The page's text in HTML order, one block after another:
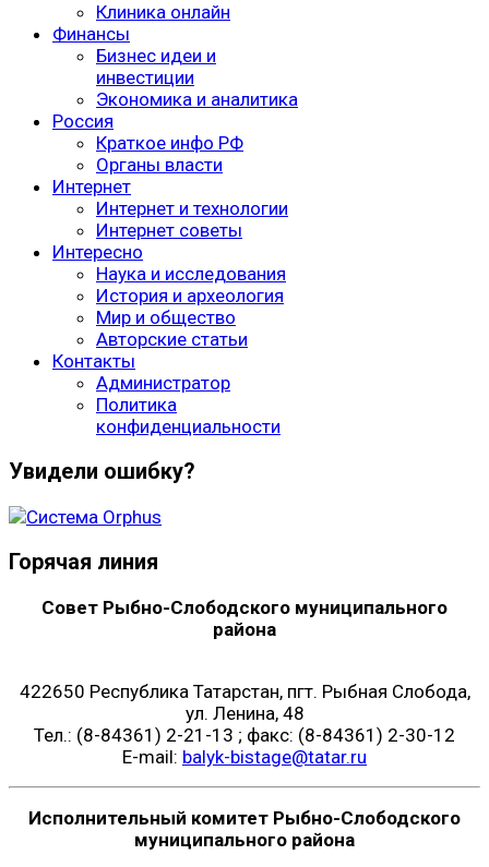
Клиника онлайн
Финансы
Бизнес идеи и
инвестиции
Экономика и аналитика
Россия
Краткое инфо РФ
Органы власти
Интернет
Интернет и технологии
Интернет советы
Интересно
Наука и исследования
История и археология
Мир и общество
Авторские статьи
Контакты
Администратор
Политика
конфиденциальности
Увидели ошибку?
Горячая линия
Совет Рыбно-Слободского муниципального
района
422650 Республика Татарстан, пгт. Рыбная Слобода,
ул. Ленина, 48
Тел.: (8-84361) 2-21-13 ; факс: (8-84361) 2-30-12
E-mail: balyk-bistage@tatar.ru
Исполнительный комитет Рыбно-Слободского
муниципального района